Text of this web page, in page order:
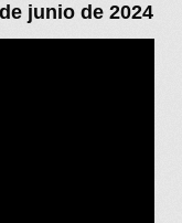
junio de 2024